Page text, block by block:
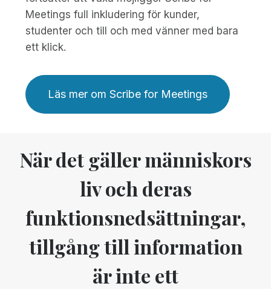
Meetings full inkludering för kunder,
studenter och till och med vänner med bara
ett klick.
Läs mer om Scribe for Meetings
När det gäller människors
liv och deras
funktionsnedsättningar,
tillgång till information
är inte ett